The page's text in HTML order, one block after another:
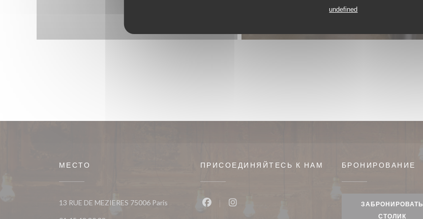
undefined
МЕСТО
13 RUE DE MEZIERES 75006 Paris((открывается в новом окне))
ПРИСОЕДИНЯЙТЕСЬ К НАМ
Instagram ((открывается в новом окне))
БРОНИРОВАНИЕ
ЗАБРОНИРОВАТЬ
СТОЛИК